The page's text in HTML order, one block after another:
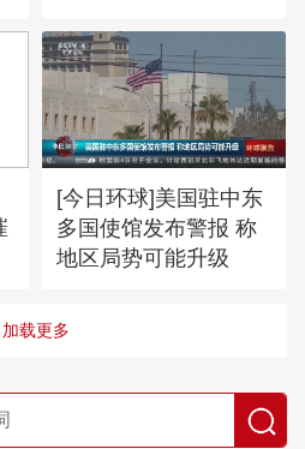
怨未消又结新仇
[今日环球]美国驻中东
多国使馆发布警报 称
地区局势可能升级
加载更多